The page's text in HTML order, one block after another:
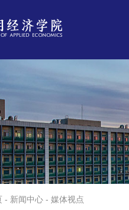
- 新闻中心 -媒体视点